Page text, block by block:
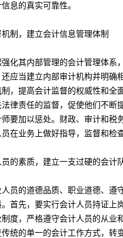
息的真实可靠性。
制，建立会计信息管理体制
化其内部管理的会计管理体
应当建立内部审计机构并明确
，提高会计监督的权威性和全
律责任的监督，促使他们不
要加以惩处。财政、审计和
在业务上做好指导，监督和检
员的素质，建立一支过硬的会计
员的道德品质、职业道德、
首先，要实行会计人员持证
度，严格遵守会计人员的从
统的单一的会计工作方式，